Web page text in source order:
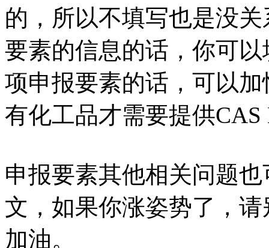
的，所以不填写也是没
要素的信息的话，你可
项申报要素的话，可以
有化工品才需要提供
申报要素其他相关问题
文，如果你涨姿势了，
加油。